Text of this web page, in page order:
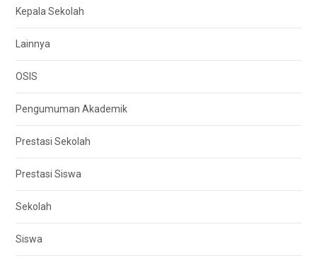
Kepala Sekolah
Lainnya
OSIS
Pengumuman Akademik
Prestasi Sekolah
Prestasi Siswa
Sekolah
Siswa